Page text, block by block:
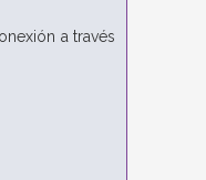
a través